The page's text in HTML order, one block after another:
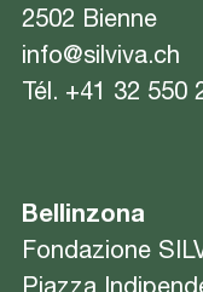
2502 Bienne
info@silviva.ch
Tél. +41 32 550
Bellinzona
Fondazione